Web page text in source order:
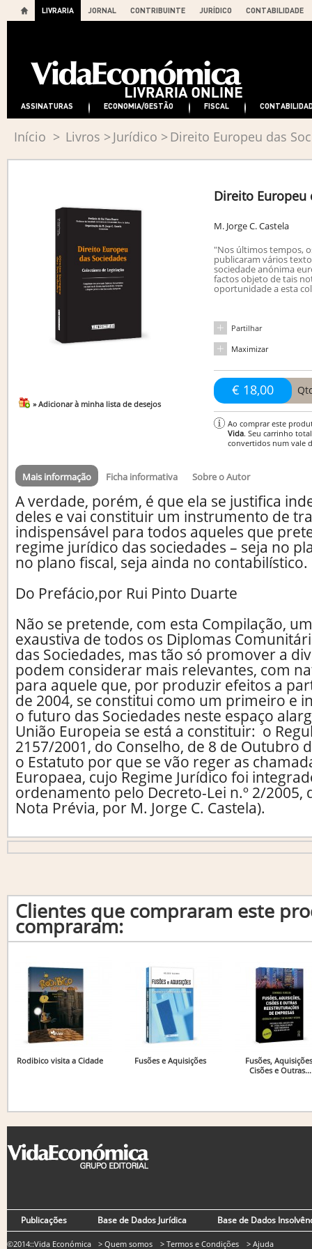
LIVRARIA JORNAL CONTRIBUINTE JURÍDICO CONTABILIDADE
ASSINATURAS ECONOMIA/GESTÃO FISCAL
Início > Livros >Jurídico >Direito Europeu das
» Adicionar à minha lista de desejos
Direito Europeu
M. Jorge C. Castela
"Nos últimos tempos,
publicaram vários
sociedade anónima
factos objeto de tais
oportunidade a esta
Partilhar
Maximizar
€ 18,00
Ao comprar este
Vida. Seu carrinho
convertidos num vale
Mais informação Ficha informativa Sobre o Autor
A verdade, porém, é que ela se justifica
deles e vai constituir um instrumento de
indispensável para todos aqueles que
regime jurídico das sociedades – seja no
no plano fiscal, seja ainda no contabilístico.
Do Prefácio,por Rui Pinto Duarte
Não se pretende, com esta Compilação,
exaustiva de todos os Diplomas
das Sociedades, mas tão só promover a
podem considerar mais relevantes, com
para aquele que, por produzir efeitos a
de 2004, se constitui como um primeiro e
o futuro das Sociedades neste espaço
União Europeia se está a constituir: o
2157/2001, do Conselho, de 8 de Outubro
o Estatuto por que se vão reger as
Europaea, cujo Regime Jurídico foi
ordenamento pelo Decreto-Lei n.º 2/2005,
Nota Prévia, por M. Jorge C. Castela).
Clientes que compraram este
compraram:
Rodibico visita a Cidade Fusões e Aquisições
Fusões,
Cisões e Outras...
Publicações Base de Dados Jurídica Base de Dados
©2014::Vida Económica > Quem somos > Termos e Condições > Ajuda